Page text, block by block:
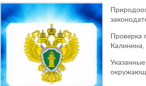
Проверка
Калинина,